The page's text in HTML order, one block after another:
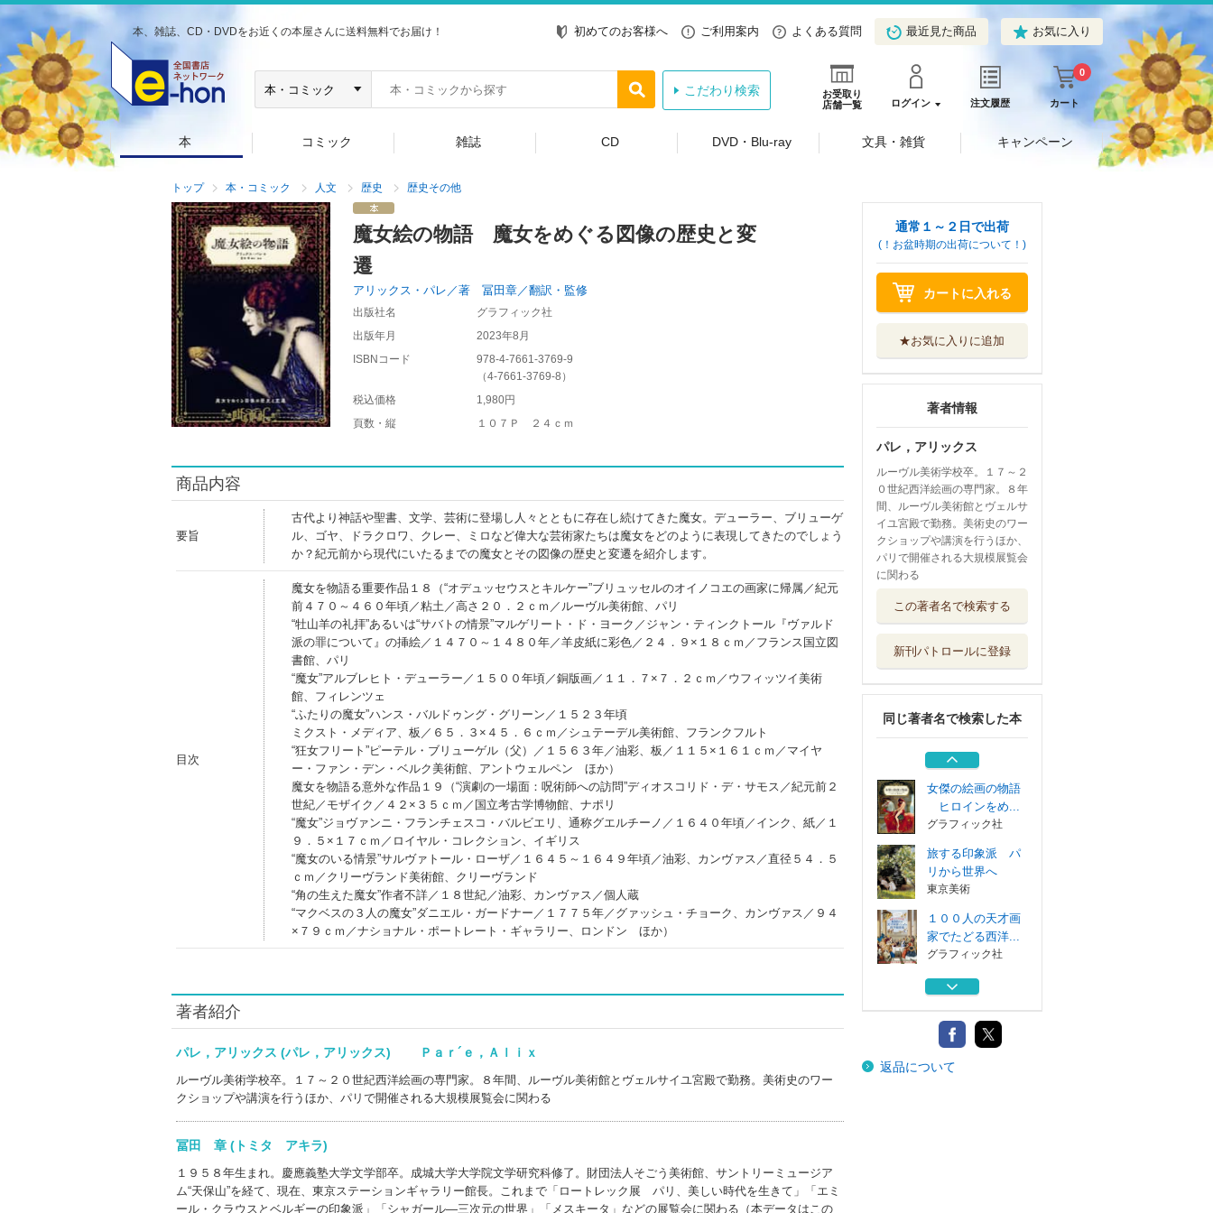
本、雑誌、CD・DVDをお近くの本屋さんに送料無料でお届け！ 初めてのお客様へ ご利用案内 よくある質問 最近見た商品 お気に入り
お受取り
店舗一覧
ログイン 注文履歴 カート
0
こだわり検索
本 コミック 雑誌 CD DVD・Blu-ray 文具・雑貨 キャンペーン
トップ 本・コミック 人文 歴史 歴史その他
魔女絵の物語 魔女をめぐる図像の歴史と変
遷
アリックス・パレ／著 冨田章／翻訳・監修
出版社名
グラフィック社
出版年月
2023年8月
ISBNコード
978-4-7661-3769-9
（4-7661-3769-8 ）
税込価格
1,980円
頁数・縦
１０７Ｐ ２４ｃｍ
商品内容
要旨
古代より神話や聖書、文学、芸術に登場し人々とともに存在し続けてきた魔女。デューラー、ブリューゲ
ル、ゴヤ、ドラクロワ、クレー、ミロなど偉大な芸術家たちは魔女をどのように表現してきたのでしょう
か？紀元前から現代にいたるまでの魔女とその図像の歴史と変遷を紹介します。
目次
魔女を物語る重要作品１８（“オデュッセウスとキルケー”ブリュッセルのオイノコエの画家に帰属／紀元
前４７０～４６０年頃／粘土／高さ２０．２ｃｍ／ルーヴル美術館、パリ
“牡山羊の礼拝”あるいは“サバトの情景”マルゲリート・ド・ヨーク／ジャン・ティンクトール『ヴァルド
派の罪について』の挿絵／１４７０～１４８０年／羊皮紙に彩色／２４．９×１８ｃｍ／フランス国立図
書館、パリ
“魔女”アルブレヒト・デューラー／１５００年頃／銅版画／１１．７×７．２ｃｍ／ウフィッツイ美術
館、フィレンツェ
“ふたりの魔女”ハンス・バルドゥング・グリーン／１５２３年頃
ミクスト・メディア、板／６５．３×４５．６ｃｍ／シュテーデル美術館、フランクフルト
“狂女フリート”ピーテル・ブリューゲル（父）／１５６３年／油彩、板／１１５×１６１ｃｍ／マイヤ
ー・ファン・デン・ベルク美術館、アントウェルペン ほか）
魔女を物語る意外な作品１９（“演劇の一場面：呪術師への訪問”ディオスコリド・デ・サモス／紀元前２
世紀／モザイク／４２×３５ｃｍ／国立考古学博物館、ナポリ
“魔女”ジョヴァンニ・フランチェスコ・バルビエリ、通称グエルチーノ／１６４０年頃／インク、紙／１
９．５×１７ｃｍ／ロイヤル・コレクション、イギリス
“魔女のいる情景”サルヴァトール・ローザ／１６４５～１６４９年頃／油彩、カンヴァス／直径５４．５
ｃｍ／クリーヴランド美術館、クリーヴランド
“角の生えた魔女”作者不詳／１８世紀／油彩、カンヴァス／個人蔵
“マクベスの３人の魔女”ダニエル・ガードナー／１７７５年／グァッシュ・チョーク、カンヴァス／９４
×７９ｃｍ／ナショナル・ポートレート・ギャラリー、ロンドン ほか）
著者紹介
パレ，アリックス (パレ，アリックス) Ｐａｒ´ｅ，Ａｌｉｘ
ルーヴル美術学校卒。１７～２０世紀西洋絵画の専門家。８年間、ルーヴル美術館とヴェルサイユ宮殿で勤務。美術史のワー
クショップや講演を行うほか、パリで開催される大規模展覧会に関わる
冨田 章 (トミタ アキラ)
１９５８年生まれ。慶應義塾大学文学部卒。成城大学大学院文学研究科修了。財団法人そごう美術館、サントリーミュージア
ム“天保山”を経て、現在、東京ステーションギャラリー館長。これまで「ロートレック展 パリ、美しい時代を生きて」「エミ
ール・クラウスとベルギーの印象派」「シャガール―三次元の世界」「メスキータ」などの展覧会に関わる（本データはこの
通常１～２日で出荷
(！お盆時期の出荷について！)
カートに入れる
★お気に入りに追加
著者情報
パレ，アリックス
ルーヴル美術学校卒。１７～２
０世紀西洋絵画の専門家。８年
間、ルーヴル美術館とヴェルサ
イユ宮殿で勤務。美術史のワー
クショップや講演を行うほか、
パリで開催される大規模展覧会
に関わる
この著者名で検索する
新刊パトロールに登録
同じ著者名で検索した本
家でたどる西洋...
ゴッホのプロヴァ
マール社
心理療法家の情緒
的成熟 逆転移...
創元社
女傑の絵画の物語
ヒロインをめ...
グラフィック社
旅する印象派 パ
リから世界へ
東京美術
１００人の天才画
家でたどる西洋...
グラフィック社
ゴッホのプロヴァ
マール社
心理療法家の情緒
的成熟 逆転移...
返品について